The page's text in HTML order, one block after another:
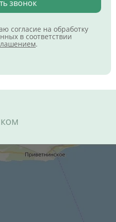
звонок
согласие на обработку
в соответствии
.